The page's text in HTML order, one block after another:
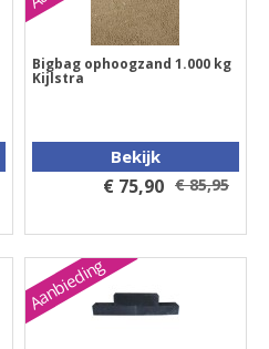
Bigbag ophoogzand 1.000 kg
Kijlstra
Bekijk
€ 75,90 € 85,95
Aanbieding